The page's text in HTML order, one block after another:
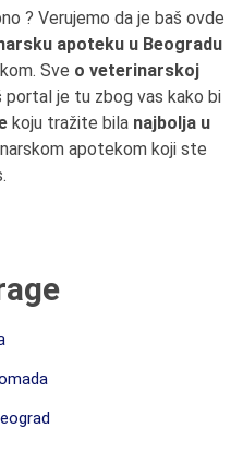
? Verujemo da je baš ovde
apoteku u Beogradu
Sve o veterinarskoj
portal je tu zbog vas kako bi
koju tražite bila najbolja u
apotekom koji ste